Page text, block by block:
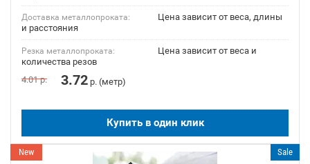
Доставка металлопроката:
Цена зависит от веса, длины
и расстояния
Резка металлопроката:
Цена зависит от веса и
количества резов
4.01р. 3.72 р. (метр)
Купить в один клик
New Sale